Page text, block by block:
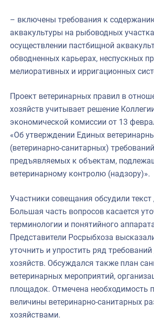
– включены требования к
аквакультуры на рыбоводных
осуществлении пастбищной
обводненных карьерах, неспускных
мелиоративных и ирригационных
Проект ветеринарных правил в
хозяйств учитывает решение
экономической комиссии от 13
«Об утверждении Единых
(ветеринарно-санитарных)
предъявляемых к объектам,
ветеринарному контролю (надзору)».
Участники совещания обсудили
Большая часть вопросов касается
терминологии и понятийного
Представители Росрыбхоза
уточнить и упростить ряд
хозяйств. Обсуждался также план
ветеринарных мероприятий,
площадок. Отмечена необходимость
величины ветеринарно-санитарных
хозяйствами.